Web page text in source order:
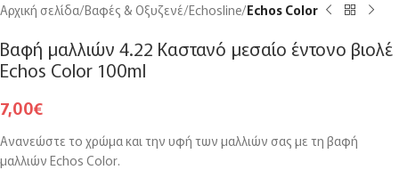
Αρχική σελίδα Βαφές & Οξυζενέ Echosline Echos Color
Βαφή μαλλιών 4.22 Καστανό μεσαίο έντονο βιολέ
Echos Color 100ml
7,00€
Ανανεώστε το χρώμα και την υφή των μαλλιών σας με τη βαφή
μαλλιών Echos Color.